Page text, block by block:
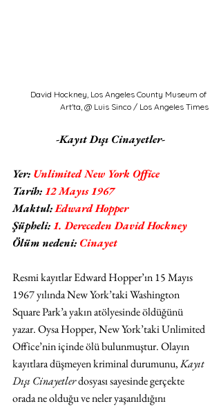
David Hockney, Los Angeles County Museum of
Art'ta, @ Luis Sinco / Los Angeles Times
-Kayıt Dışı Cinayetler-
Yer: Unlimited New York Office
Tarih: 12 Mayıs 1967
Maktul: Edward Hopper
Şüpheli: 1. Dereceden David Hockney
Ölüm nedeni: Cinayet
Resmi kayıtlar Edward Hopper’ın 15 Mayıs
1967 yılında New York’taki Washington
Square Park’a yakın atölyesinde öldüğünü
yazar. Oysa Hopper, New York’taki Unlimited
Office’nin içinde ölü bulunmuştur. Olayın
kayıtlara düşmeyen kriminal durumunu, Kayıt
Dışı Cinayetler dosyası sayesinde gerçekte
orada ne olduğu ve neler yaşanıldığını